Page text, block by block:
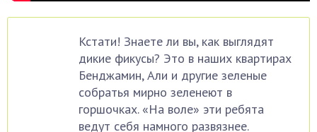
Кстати! Знаете ли вы, как выглядят
дикие фикусы? Это в наших квартирах
Бенджамин, Али и другие зеленые
собратья мирно зеленеют в
горшочках. «На воле» эти ребята
ведут себя намного развязнее.